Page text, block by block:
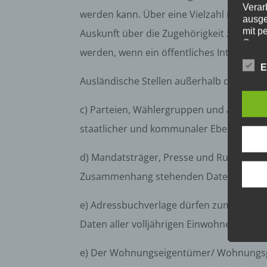
werden kann. Über eine Vielzahl nicht
Auskunft über die Zugehörigkeit zu
werden, wenn ein öffentliches Interesse
Ausländische Stellen außerhalb der
c) Parteien, Wählergruppen und andere
staatlicher und kommunaler Ebene
d) Mandatsträger, Presse und
Zusammenhang stehenden Daten
e) Adressbuchverlage dürfen zum
Daten aller volljährigen Einwohner von
e) Der Wohnungseigentümer/
mit
d)